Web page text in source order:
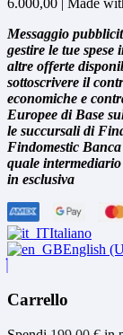
Messaggio
gestire le tue spese
altre offerte
sottoscrivere il
economiche e
Europee di Base
le succursali di
Findomestic
quale
in esclusiva
Italiano
English
Carrello